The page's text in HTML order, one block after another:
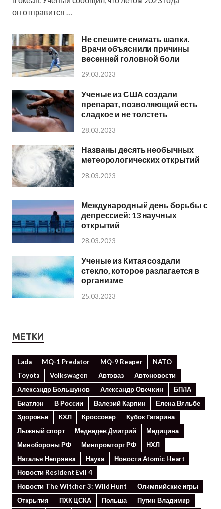
он отправится …
Не спешите снимать шапки.
Врачи объяснили причины
весенней головной боли
29.03.2023
Ученые из США создали
препарат, позволяющий есть
сладкое и не толстеть
28.03.2023
Названы десять необычных
метеорологических открытий
28.03.2023
Международный день борьбы с
депрессией: 13 научных
открытий
28.03.2023
Ученые из Китая создали
стекло, которое разлагается в
организме
25.03.2023
МЕТКИ
Lada MQ-1 Predator MQ-9 Reaper
NATO
Toyota
Volkswagen Автоваз
Автоновости
Александр Большунов
Александр Овечкин
БПЛА
Биатлон
В России Валерий Карпин
Елена Вяльбе
Здоровье
КХЛ Кроссовер
Кубок Гагарина
Лыжный спорт
Медведев Дмитрий
Медицина
Минoбороны РФ
Минпромторг РФ
НХЛ
Наталья Непряева
Наука
Новости Atomic Heart
Новости Resident Evil 4
Новости The Witcher 3: Wild Hunt
Олимпийские игры
Открытия
ПХК ЦСКА Польша
Путин Владимир